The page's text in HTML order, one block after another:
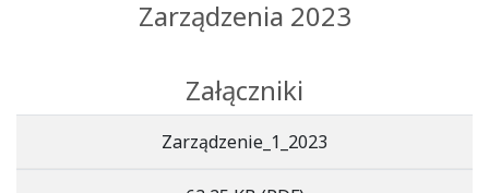
Zarządzenia 2023
Załączniki
Zarządzenie_1_2023